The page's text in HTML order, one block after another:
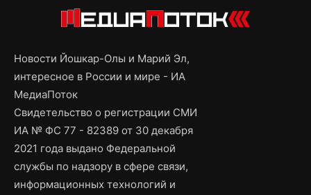
Новости Йошкар-Олы и Марий Эл,
интересное в России и мире - ИА
МедиаПоток
Свидетельство о регистрации СМИ
ИА № ФС 77 - 82389 от 30 декабря
2021 года выдано Федеральной
службы по надзору в сфере связи,
информационных технологий и